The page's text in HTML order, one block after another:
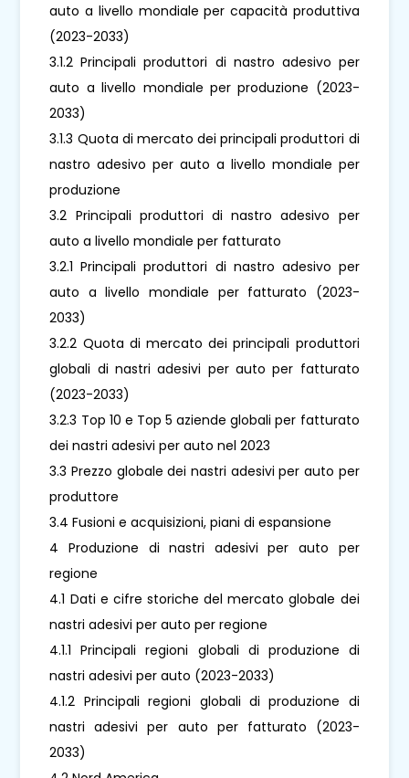
auto a livello mondiale per capacità produttiva
(2023-2033)
3.1.2 Principali produttori di nastro adesivo per
auto a livello mondiale per produzione (2023-
2033)
3.1.3 Quota di mercato dei principali produttori di
nastro adesivo per auto a livello mondiale per
produzione
3.2 Principali produttori di nastro adesivo per
auto a livello mondiale per fatturato
3.2.1 Principali produttori di nastro adesivo per
auto a livello mondiale per fatturato (2023-
2033)
3.2.2 Quota di mercato dei principali produttori
globali di nastri adesivi per auto per fatturato
(2023-2033)
3.2.3 Top 10 e Top 5 aziende globali per fatturato
dei nastri adesivi per auto nel 2023
3.3 Prezzo globale dei nastri adesivi per auto per
produttore
3.4 Fusioni e acquisizioni, piani di espansione
4 Produzione di nastri adesivi per auto per
regione
4.1 Dati e cifre storiche del mercato globale dei
nastri adesivi per auto per regione
4.1.1 Principali regioni globali di produzione di
nastri adesivi per auto (2023-2033)
4.1.2 Principali regioni globali di produzione di
nastri adesivi per auto per fatturato (2023-
2033)